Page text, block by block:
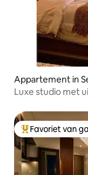
Appartement in
Luxe studio met
Topfavoriet van
Favoriet van